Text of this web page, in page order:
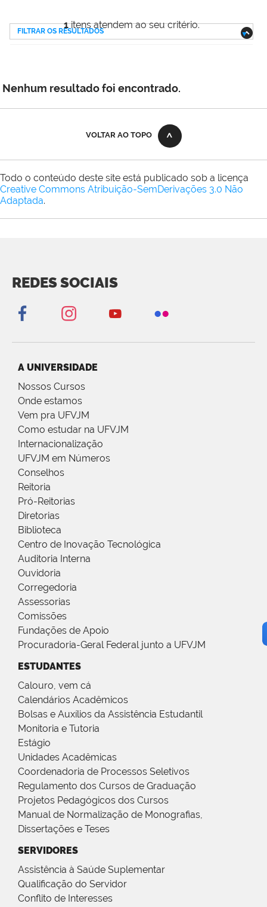
1itens atendem ao seu critério.
FILTRAR OS RESULTADOS
Nenhum resultado foi encontrado.
VOLTAR AO TOPO
Todo o conteúdo deste site está publicado sob a licença
Creative Commons Atribuição-SemDerivações 3.0 Não
Adaptada.
REDES SOCIAIS
A UNIVERSIDADE
Nossos Cursos
Onde estamos
Vem pra UFVJM
Como estudar na UFVJM
Internacionalização
UFVJM em Números
Conselhos
Reitoria
Pró-Reitorias
Diretorias
Biblioteca
Centro de Inovação Tecnológica
Auditoria Interna
Ouvidoria
Corregedoria
Assessorias
Comissões
Fundações de Apoio
Procuradoria-Geral Federal junto a UFVJM
ESTUDANTES
Calouro, vem cá
Calendários Acadêmicos
Bolsas e Auxílios da Assistência Estudantil
Monitoria e Tutoria
Estágio
Unidades Acadêmicas
Coordenadoria de Processos Seletivos
Regulamento dos Cursos de Graduação
Projetos Pedagógicos dos Cursos
Manual de Normalização de Monografias,
Dissertações e Teses
SERVIDORES
Assistência à Saúde Suplementar
Qualificação do Servidor
Conflito de Interesses